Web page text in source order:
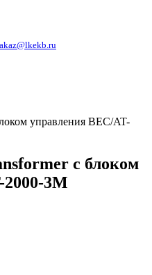
управления BEC/AT-
с блоком
3M